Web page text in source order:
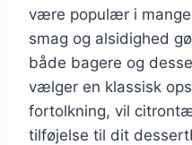
være populær i mange
smag og alsidighed
både bagere og
vælger en klassisk
fortolkning, vil
tilføjelse til dit